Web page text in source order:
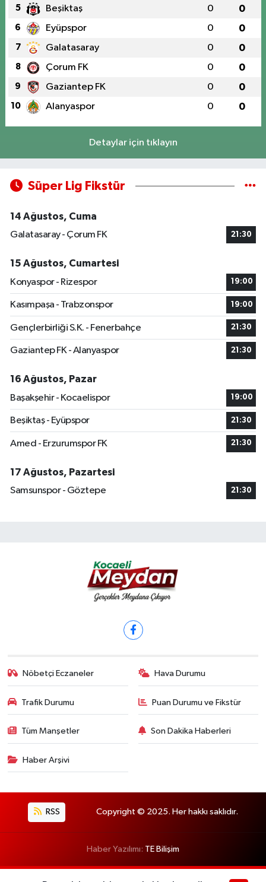
5 Beşiktaş 0 0
6 Eyüpspor 0 0
7 Galatasaray 0 0
8 Çorum FK 0 0
9 Gaziantep FK 0 0
10 Alanyaspor 0 0
Detaylar için tıklayın
Süper Lig Fikstür
14 Ağustos, Cuma
Galatasaray - Çorum FK
21:30
15 Ağustos, Cumartesi
Konyaspor - Rizespor
19:00
Kasımpaşa - Trabzonspor 19:00
Gençlerbirliği S.K. - Fenerbahçe 21:30
Gaziantep FK - Alanyaspor 21:30
16 Ağustos, Pazar
Başakşehir - Kocaelispor
19:00
Beşiktaş - Eyüpspor 21:30
Amed - Erzurumspor FK 21:30
17 Ağustos, Pazartesi
Samsunspor - Göztepe
21:30
Nöbetçi Eczaneler Hava Durumu
Trafik Durumu Puan Durumu ve Fikstür
Tüm Manşetler Son Dakika Haberleri
Haber Arşivi
RSS Copyright © 2025. Her hakkı saklıdır.
Haber Yazılımı: TE Bilişim